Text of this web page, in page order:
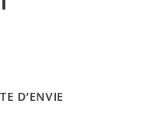
D’ENVIE